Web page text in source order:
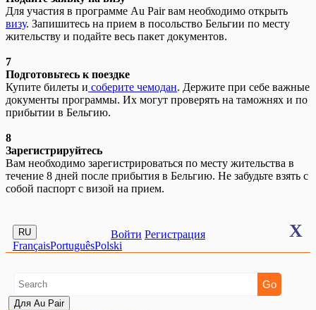
Для участия в программе Au Pair вам необходимо открыть
визу. Запишитесь на прием в посольство Бельгии по месту
жительству и подайте весь пакет документов.
7
Подготовьтесь к поездке
Купите билеты и соберите чемодан. Держите при себе важные
документы программы. Их могут проверять на таможнях и по
прибытии в Бельгию.
8
Зарегистрируйтесь
Вам необходимо зарегистрироваться по месту жительства в
течение 8 дней после прибытия в Бельгию. Не забудьте взять с
собой паспорт с визой на прием.
RU
FrançaisPortuguêsPolski
Войти Регистрация X
Для Au Pair